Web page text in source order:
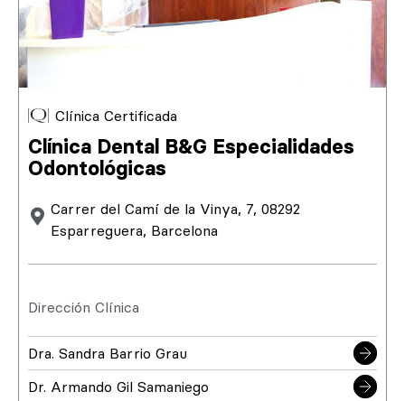
Clínica Certificada
Clínica Dental B&G Especialidades
Odontológicas
Carrer del Camí de la Vinya, 7, 08292
Esparreguera, Barcelona
Dirección Clínica
Dra. Sandra Barrio Grau
Dr. Armando Gil Samaniego